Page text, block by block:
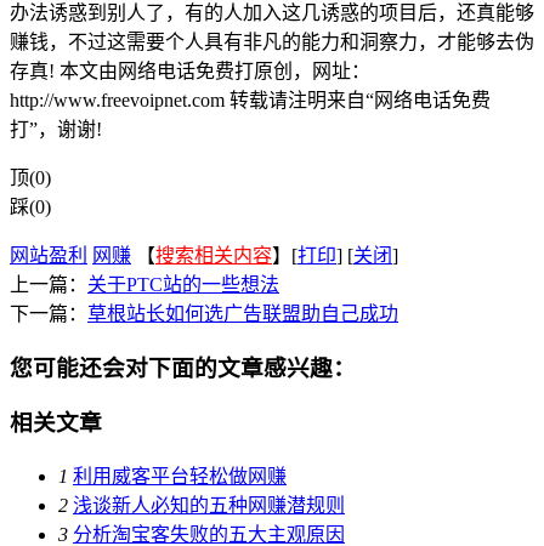
办法诱惑到别人了，有的人加入这几诱惑的项目后，还真能够
赚钱，不过这需要个人具有非凡的能力和洞察力，才能够去伪
存真! 本文由网络电话免费打原创，网址：
http://www.freevoipnet.com 转载请注明来自“网络电话免费
打”，谢谢!
顶(0)
踩(0)
网站盈利 网赚 【搜索相关内容】[打印] [关闭]
上一篇： 关于PTC站的一些想法
下一篇： 草根站长如何选广告联盟助自己成功
您可能还会对下面的文章感兴趣：
相关文章
1 利用威客平台轻松做网赚
2 浅谈新人必知的五种网赚潜规则
3 分析淘宝客失败的五大主观原因